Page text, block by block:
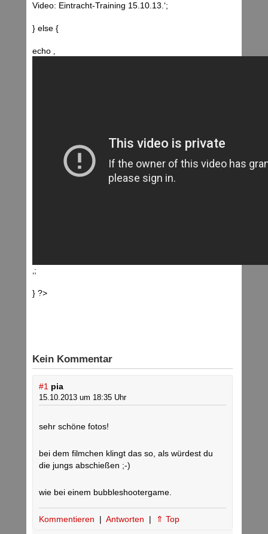
Video: Eintracht-Training 15.10.13.‘;
} else {
echo ‚
‚;
} ?>
Kein Kommentar
#1 pia
15.10.2013 um 18:35 Uhr
sehr schöne fotos!
bei dem filmchen klingt das so, als würdest du
die jungs abschießen ;-)
wie bei einem bubbleshootergame.
Kommentieren | Antworten | ⇑ Top